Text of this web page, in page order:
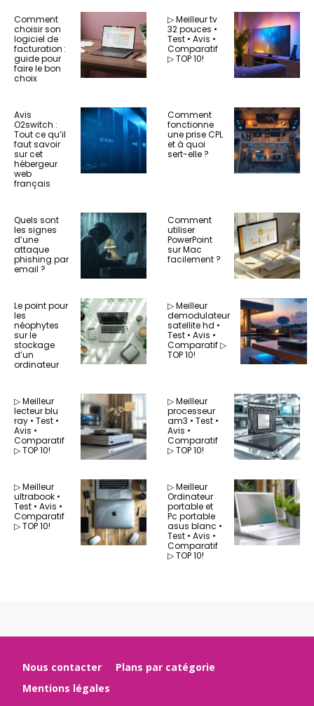
Comment
choisir son
logiciel de
facturation :
guide pour
faire le bon
choix
▷ Meilleur tv
32 pouces •
Test • Avis •
Comparatif
▷ TOP 10!
Avis
O2switch :
Tout ce qu’il
faut savoir
sur cet
hébergeur
web
français
Comment
fonctionne
une prise CPL
et à quoi
sert-elle ?
Quels sont
les signes
d’une
attaque
phishing par
email ?
Comment
utiliser
PowerPoint
sur Mac
facilement ?
Le point pour
les
néophytes
sur le
stockage
d’un
ordinateur
▷ Meilleur
demodulateur
satellite hd •
Test • Avis •
Comparatif ▷
TOP 10!
▷ Meilleur
lecteur blu
ray • Test •
Avis •
Comparatif
▷ TOP 10!
▷ Meilleur
processeur
am3 • Test •
Avis •
Comparatif
▷ TOP 10!
▷ Meilleur
ultrabook •
Test • Avis •
Comparatif
▷ TOP 10!
▷ Meilleur
Ordinateur
portable et
Pc portable
asus blanc •
Test • Avis •
Comparatif
▷ TOP 10!
Nous contacter
Plans par catégorie
Mentions légales